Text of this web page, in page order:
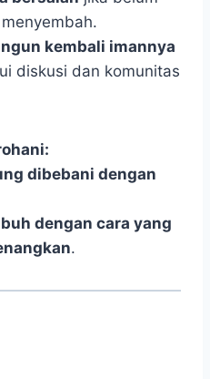
kembali imannya
diskusi dan komunitas
dibebani dengan
dengan cara yang
.